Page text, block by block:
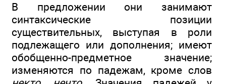
В предложении они занимают
синтаксические позиции
существительных, выступая в роли
подлежащего или дополнения; имеют
обобщенно-предметное значение;
изменяются по падежам, кроме слов